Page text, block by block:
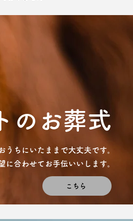
のお葬式
うちにいたままで大丈夫です。
に合わせてお手伝いいします。
こちら